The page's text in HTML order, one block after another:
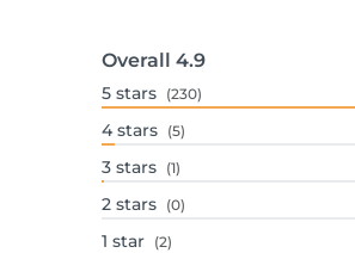
Overall 4.9
5 stars (230)
4 stars (5)
3 stars (1)
2 stars (0)
1 star (2)